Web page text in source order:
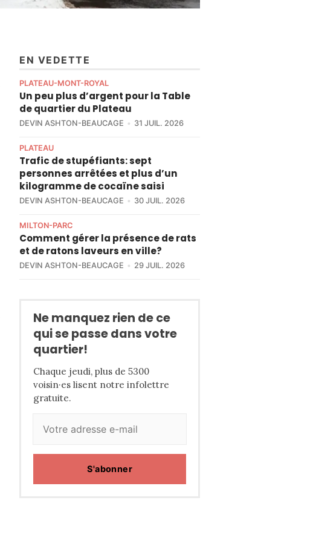
EN VEDETTE
PLATEAU-MONT-ROYAL
Un peu plus d’argent pour la Table
de quartier du Plateau
DEVIN ASHTON-BEAUCAGE 31 JUIL. 2026
PLATEAU
Trafic de stupéfiants: sept
personnes arrêtées et plus d’un
kilogramme de cocaïne saisi
DEVIN ASHTON-BEAUCAGE 30 JUIL. 2026
MILTON-PARC
Comment gérer la présence de rats
et de ratons laveurs en ville?
DEVIN ASHTON-BEAUCAGE 29 JUIL. 2026
Ne manquez rien de ce
qui se passe dans votre
quartier!
Chaque jeudi, plus de 5300
voisin·es lisent notre infolettre
gratuite.
S'abonner